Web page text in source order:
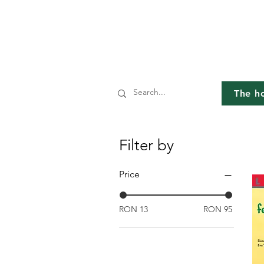
The
Filter by
Price
RON 13 RON 95